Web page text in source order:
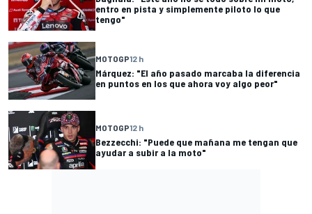
entro en pista y simplemente piloto lo que
tengo"
MOTOGP12 h
Márquez: "El año pasado marcaba la diferencia
en puntos en los que ahora voy algo peor"
MOTOGP12 h
Bezzecchi: "Puede que mañana me tengan que
ayudar a subir a la moto"